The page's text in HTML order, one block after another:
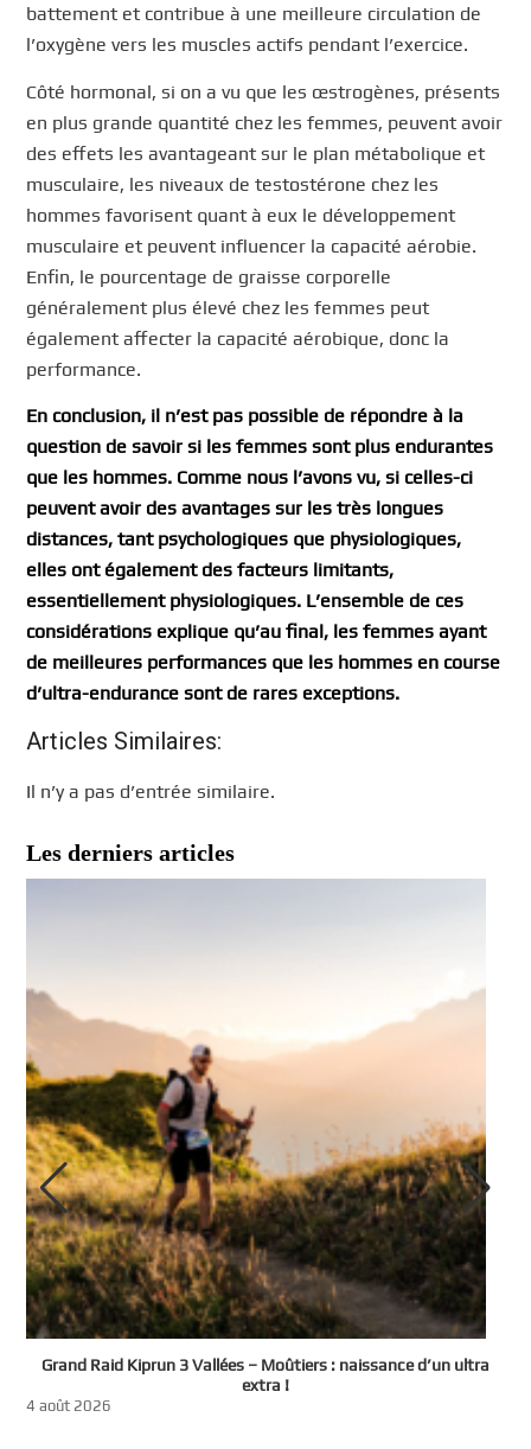
battement et contribue à une meilleure circulation de
l’oxygène vers les muscles actifs pendant l’exercice.
Côté hormonal, si on a vu que les œstrogènes, présents
en plus grande quantité chez les femmes, peuvent avoir
des effets les avantageant sur le plan métabolique et
musculaire, les niveaux de testostérone chez les
hommes favorisent quant à eux le développement
musculaire et peuvent influencer la capacité aérobie.
Enfin, le pourcentage de graisse corporelle
généralement plus élevé chez les femmes peut
également affecter la capacité aérobique, donc la
performance.
En conclusion, il n’est pas possible de répondre à la
question de savoir si les femmes sont plus endurantes
que les hommes. Comme nous l’avons vu, si celles-ci
peuvent avoir des avantages sur les très longues
distances, tant psychologiques que physiologiques,
elles ont également des facteurs limitants,
essentiellement physiologiques. L’ensemble de ces
considérations explique qu’au final, les femmes ayant
de meilleures performances que les hommes en course
d’ultra-endurance sont de rares exceptions.
Articles Similaires:
Il n’y a pas d’entrée similaire.
Les derniers articles
Grand Raid Kiprun 3 Vallées – Moûtiers : naissance d’un ultra
extra !
4 août 2026